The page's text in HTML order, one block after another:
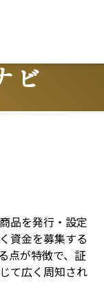
ビ
品を発行・設定
資金を募集する
点が特徴で、証
て広く周知され